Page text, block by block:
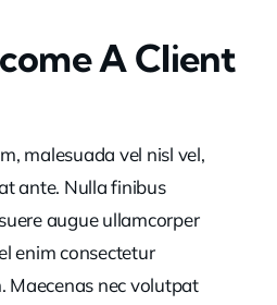
A Client
malesuada vel nisl vel,
ante. Nulla finibus
augue ullamcorper
enim consectetur
Maecenas nec volutpat